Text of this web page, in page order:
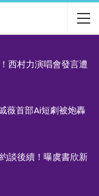
西村力演唱會發言遭
薇首部Ai短劇被炮轟
談後續！曝虞書欣新